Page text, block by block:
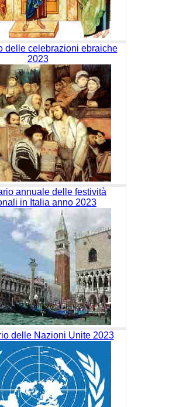
delle celebrazioni ebraiche
2023
annuale delle festività
in Italia anno 2023
delle Nazioni Unite 2023